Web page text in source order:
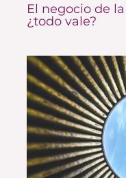
El negocio de
¿todo vale?